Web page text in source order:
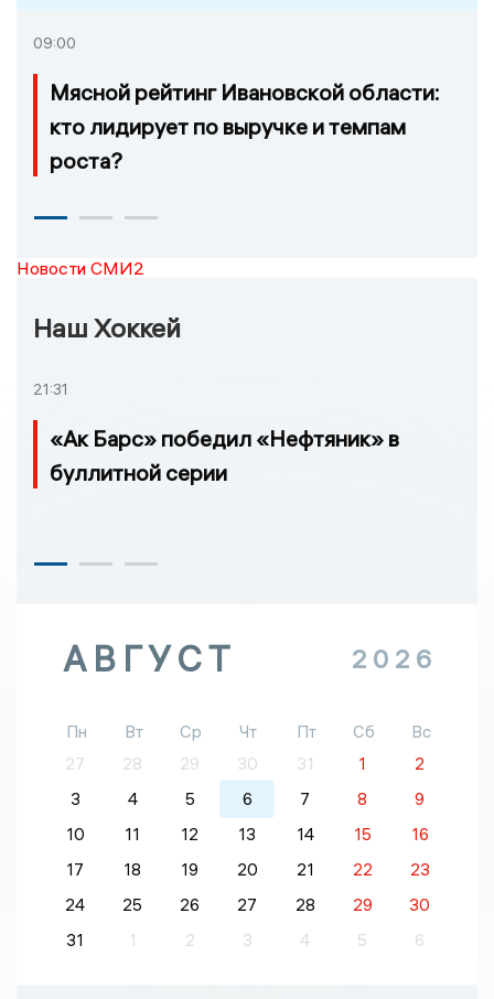
09:00
Мясной рейтинг Ивановской области:
кто лидирует по выручке и темпам
роста?
Новости СМИ2
Наш Хоккей
21:31
«Ак Барс» победил «Нефтяник» в
буллитной серии
АВГУСТ 2026
Пн Вт Ср Чт Пт Сб
Вс
27
28 29 30 31 1
2
3
4 5 6 7 8
9
10
11 12 13 14 15
16
17
18 19 20 21 22
23
24
25 26 27 28 29
30
31
1 2 3 4 5 6